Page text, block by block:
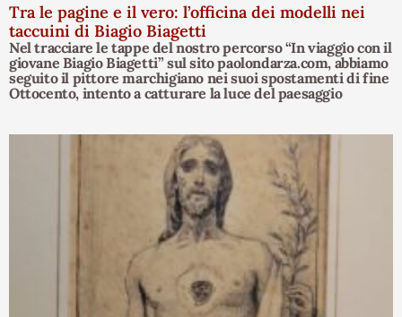
Tra le pagine e il vero: l’officina dei modelli nei
taccuini di Biagio Biagetti
Nel tracciare le tappe del nostro percorso “In viaggio con il
giovane Biagio Biagetti” sul sito paolondarza.com, abbiamo
seguito il pittore marchigiano nei suoi spostamenti di fine
Ottocento, intento a catturare la luce del paesaggio